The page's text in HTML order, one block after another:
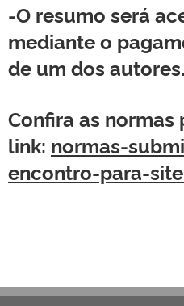
-O resumo será
mediante o
de um dos autores.
Confira as normas
link: normas-
encontro-para-